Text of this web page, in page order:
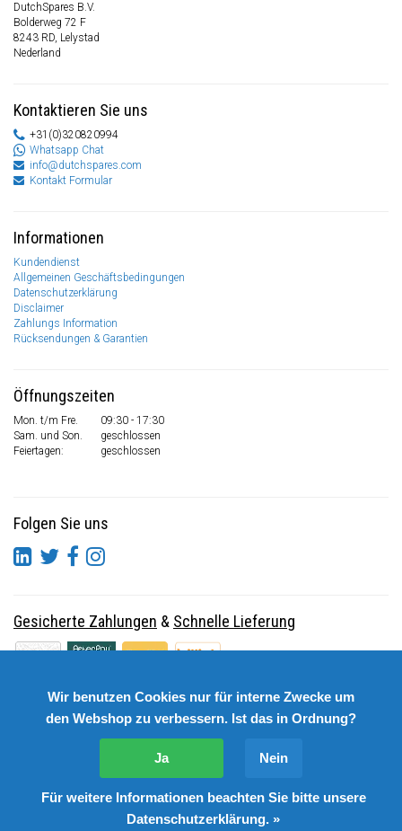
DutchSpares B.V.
Bolderweg 72 F
8243 RD, Lelystad
Nederland
Kontaktieren Sie uns
+31(0)320820994
Whatsapp Chat
info@dutchspares.com
Kontakt Formular
Informationen
Kundendienst
Allgemeinen Geschäftsbedingungen
Datenschutzerklärung
Disclaimer
Zahlungs Information
Rücksendungen & Garantien
Öffnungszeiten
Mon. t/m Fre.
09:30 - 17:30
Sam. und Son.
geschlossen
Feiertagen:
geschlossen
Folgen Sie uns
Gesicherte Zahlungen & Schnelle Lieferung
© Copyright 2026 DutchSpares B.V. - Design byWebdinge.nl
DutchSpares B.V. word beoordeeld met: 9,9/10 (2541
Wir benutzen Cookies nur für interne Zwecke um
den Webshop zu verbessern. Ist das in Ordnung?
Ja Nein
Für weitere Informationen beachten Sie bitte unsere
Datenschutzerklärung. »